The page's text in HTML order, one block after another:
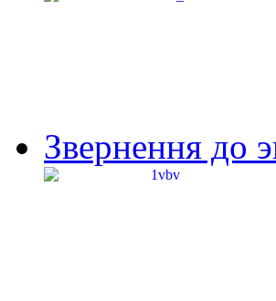
Звернення до